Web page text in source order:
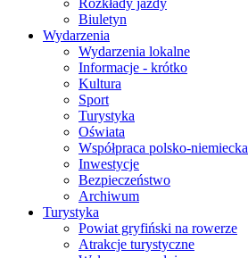
Biuletyn
Wydarzenia
Wydarzenia lokalne
Informacje - krótko
Kultura
Sport
Turystyka
Oświata
Współpraca polsko-niemiecka
Inwestycje
Bezpieczeństwo
Archiwum
Turystyka
Powiat gryfiński na rowerze
Atrakcje turystyczne